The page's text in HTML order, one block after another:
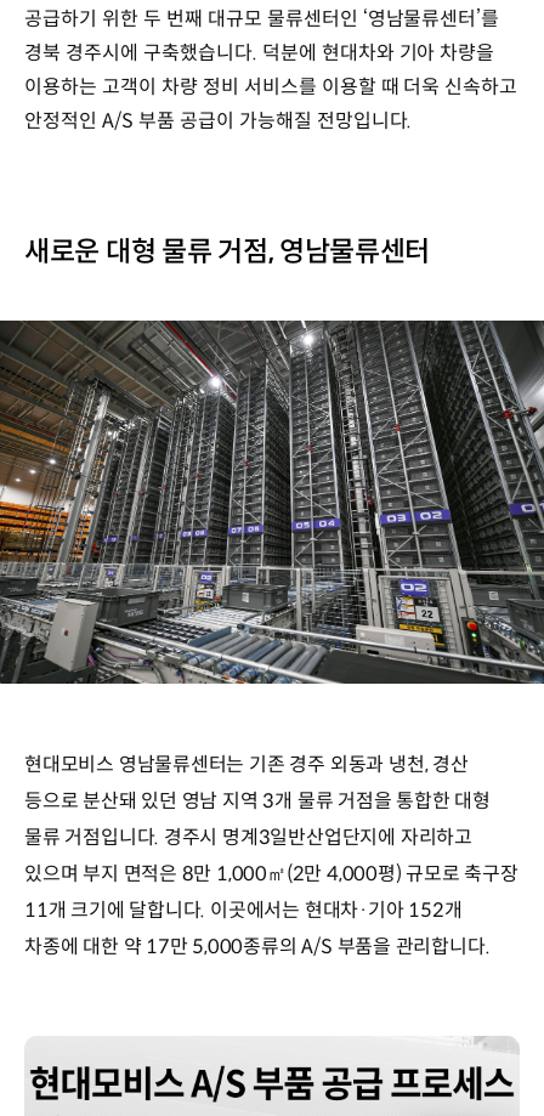
공급하기 위한 두 번째 대규모 물류센터인 ‘영남물류센터’를
경북 경주시에 구축했습니다. 덕분에 현대차와 기아 차량을
이용하는 고객이 차량 정비 서비스를 이용할 때 더욱 신속하고
안정적인 A/S 부품 공급이 가능해질 전망입니다.
새로운 대형 물류 거점, 영남물류센터
현대모비스 영남물류센터는 기존 경주 외동과 냉천, 경산
등으로 분산돼 있던 영남 지역 3개 물류 거점을 통합한 대형
물류 거점입니다. 경주시 명계3일반산업단지에 자리하고
있으며 부지 면적은 8만 1,000㎡(2만 4,000평) 규모로 축구장
11개 크기에 달합니다. 이곳에서는 현대차·기아 152개
차종에 대한 약 17만 5,000종류의 A/S 부품을 관리합니다.